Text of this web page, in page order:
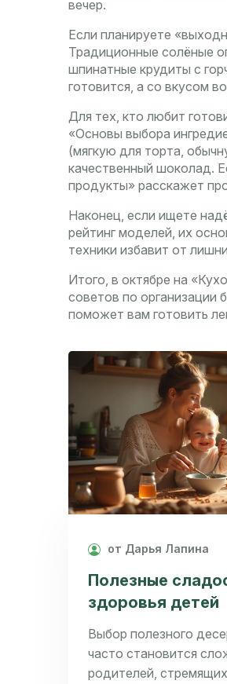
вечер.
Если планируете
Традиционные солёные
шпинатные крудиты с
готовится, а со вкусом
Для тех, кто любит
«Основы выбора
(мягкую для торта,
качественный шоколад.
продукты» расскажет
Наконец, если ищете
рейтинг моделей, их
техники избавит от
Итого, в октябре на
советов по
поможет вам готовить
от Дарья Лапина
Полезные
здоровья детей
Выбор полезного
часто становится
родителей,